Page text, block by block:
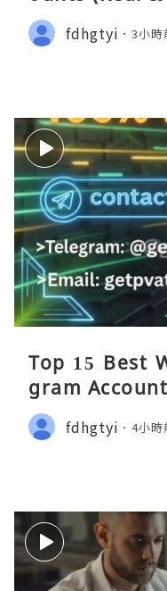
fdhgtyi 3小時
Top 15 Best
gram
fdhgtyi 4小時